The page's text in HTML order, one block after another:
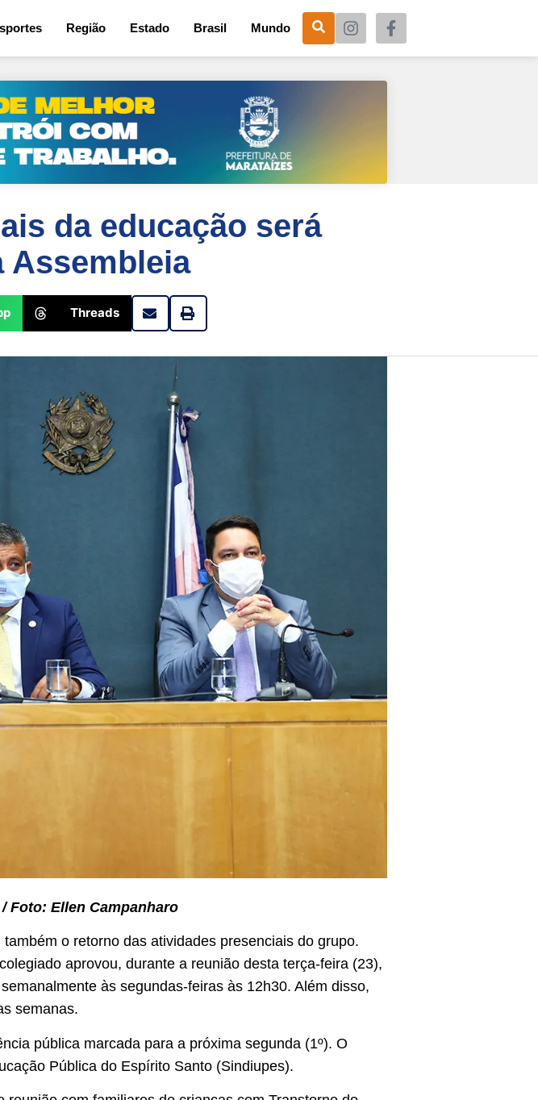
Região Estado Brasil Mundo
da educação será
Assembleia
Threads
Foto: Ellen Campanharo
o retorno das atividades presenciais do grupo.
aprovou, durante a reunião desta terça-feira (23),
às segundas-feiras às 12h30. Além disso,
semanas.
pública marcada para a próxima segunda (1º). O
Pública do Espírito Santo (Sindiupes).